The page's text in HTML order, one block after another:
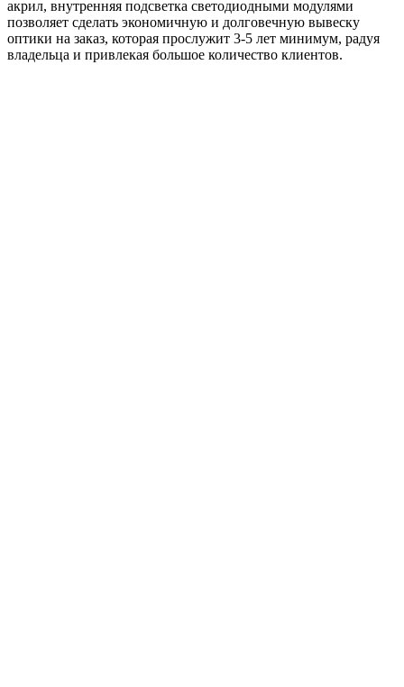
акрил, внутренняя подсветка светодиодными модулями
позволяет сделать экономичную и долговечную вывеску
оптики на заказ, которая прослужит 3-5 лет минимум, радуя
владельца и привлекая большое количество клиентов.